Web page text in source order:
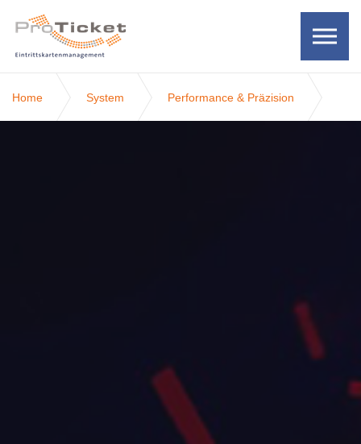
Home System Performance & Präzision